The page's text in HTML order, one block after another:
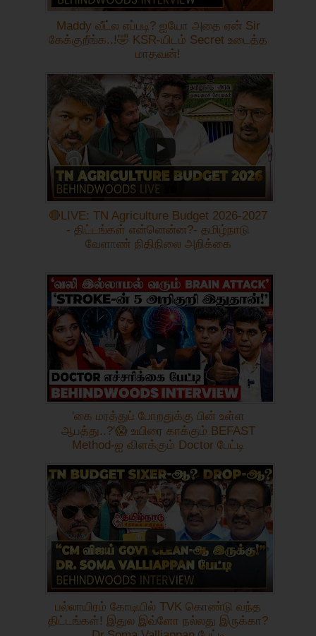
Maddy வீட்ல எப்படி? ஐயோ அதை ஏன் Sir
கேக்குறீங்க..!🤣 KSR-யிடம் Secret உடைத்த
மாதவன்!
🔴LIVE: TN Agriculture Budget 2026-2027
- திட்டங்கள் என்னென்ன?- தமிழ்நாடு
வேளாண் நிதிநிலை அறிக்கை
'கை மரத்துப் போறதுக்கு பின் உள்ள
ஆபத்து..?'😱 உயிரை காக்கும் BEFAST
Method-ஐ விளக்கும் Doctor பேட்டி
பல்லாயிரம் கோடியில் TVK கொண்டு வந்த
திட்டங்கள்! இதுல இவ்ளோ நல்லது இருக்கா?